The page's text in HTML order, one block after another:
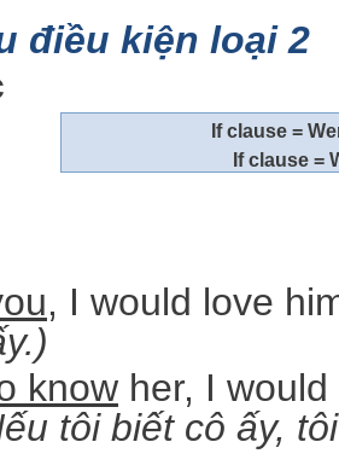
điều kiện loại 2
If clause =
If clause =
, I would love
know her, I
tôi biết cô ấy,